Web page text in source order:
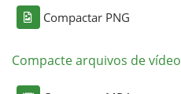
Compactar PNG
Compacte arquivos de vídeo